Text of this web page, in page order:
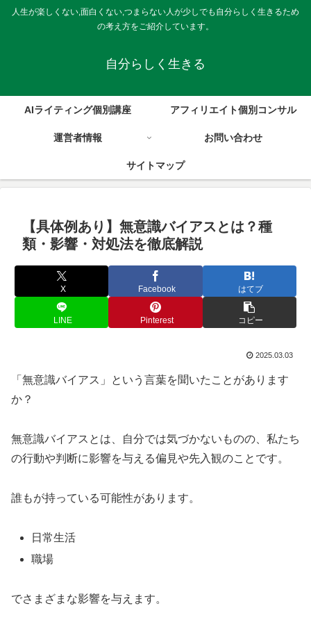
人生が楽しくない,面白くない,つまらない人が少しでも自分らしく生きるため
の考え方をご紹介しています。
自分らしく生きる
AIライティング個別講座 アフィリエイト個別コンサル
運営者情報 お問い合わせ
サイトマップ
【具体例あり】無意識バイアスとは？種
類・影響・対処法を徹底解説
X Facebook はてブ
LINE Pinterest コピー
2025.03.03
「無意識バイアス」という言葉を聞いたことがあります
か？
無意識バイアスとは、自分では気づかないものの、私たち
の行動や判断に影響を与える偏見や先入観のことです。
誰もが持っている可能性があります。
日常生活
職場
でさまざまな影響を与えます。